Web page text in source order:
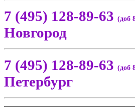
7 (495) 128-89-63 (доб
Новгород
7 (495) 128-89-63 (доб
Петербург